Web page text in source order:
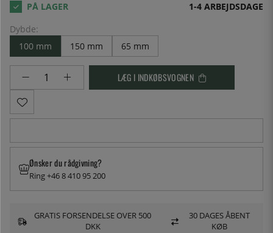
1-4 ARBEJDSDAGE
Dybde:
100 mm
150 mm 65 mm
LÆG I INDKØBSVOGNEN
Ønsker du rådgivning?
Ring +46 8 410 95 200
GRATIS FORSENDELSE OVER 500
DKK
30 DAGES ÅBENT
KØB